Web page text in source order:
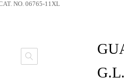
NO. 06765-11XL